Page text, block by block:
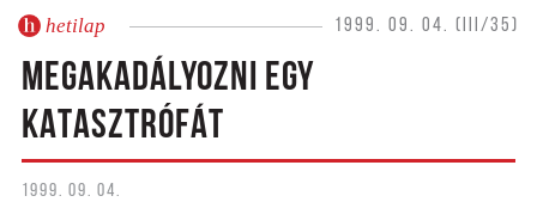
hetilap 1999. 09. 04. (III/35)
MEGAKADÁLYOZNI EGY
KATASZTRÓFÁT
1999. 09. 04.